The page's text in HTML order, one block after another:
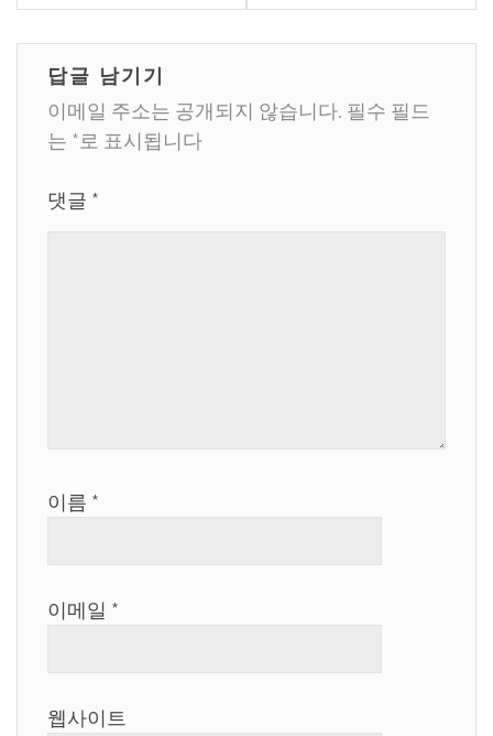
답글 남기기
이메일 주소는 공개되지 않습니다. 필수 필드
는 *로 표시됩니다
댓글 *
이름 *
이메일 *
웹사이트